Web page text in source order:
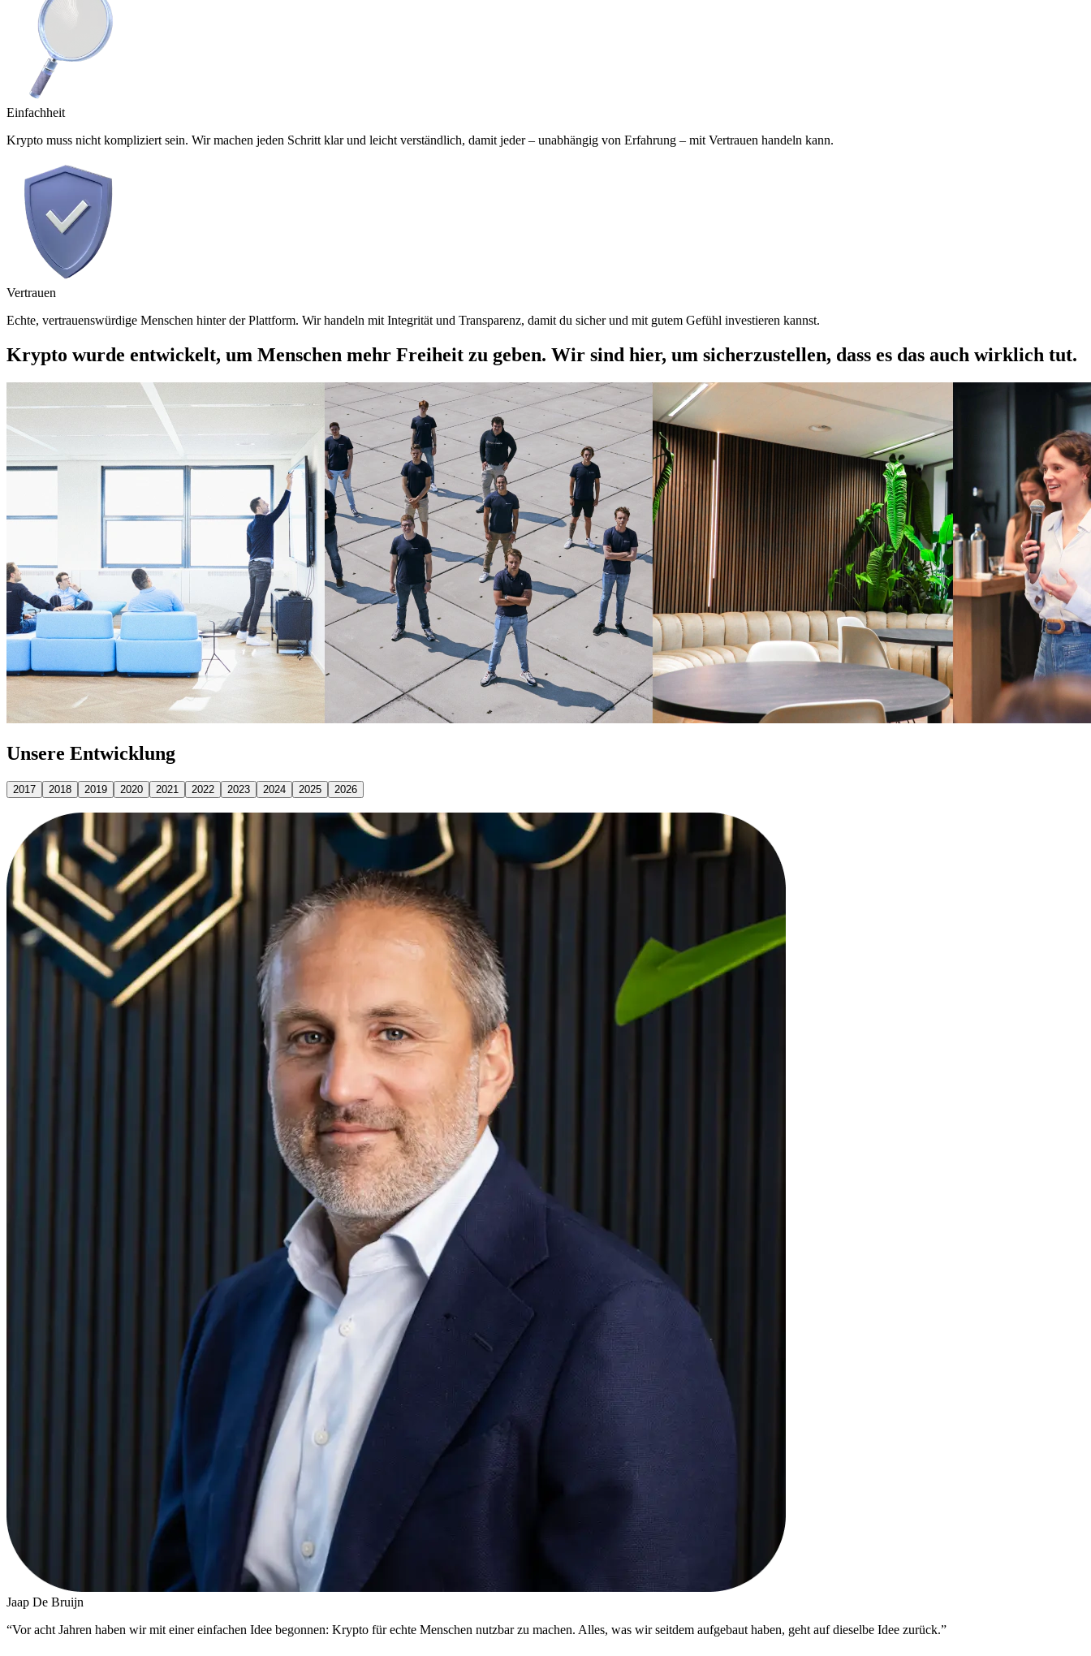
Einfachheit
Krypto muss nicht kompliziert sein. Wir machen jeden Schritt klar und leicht verständlich, damit jeder – unabhängig von Erfahrung – mit Vertrauen handeln kann.
Vertrauen
Echte, vertrauenswürdige Menschen hinter der Plattform. Wir handeln mit Integrität und Transparenz, damit du sicher und mit gutem Gefühl investieren kannst.
Krypto wurde entwickelt, um Menschen mehr Freiheit zu geben. Wir sind hier, um sicherzustellen, dass es das auch wirklich tut.
Unsere Entwicklung
2017 2018 2019 2020 2021 2022 2023 2024 2025 2026
Jaap De Bruijn
“Vor acht Jahren haben wir mit einer einfachen Idee begonnen: Krypto für echte Menschen nutzbar zu machen. Alles, was wir seitdem aufgebaut haben, geht auf dieselbe Idee zurück.”